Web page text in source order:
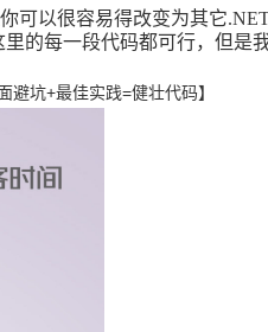
可以很容易得改变为其它
里的每一段代码都可行，但是
避坑+最佳实践=健壮代码】